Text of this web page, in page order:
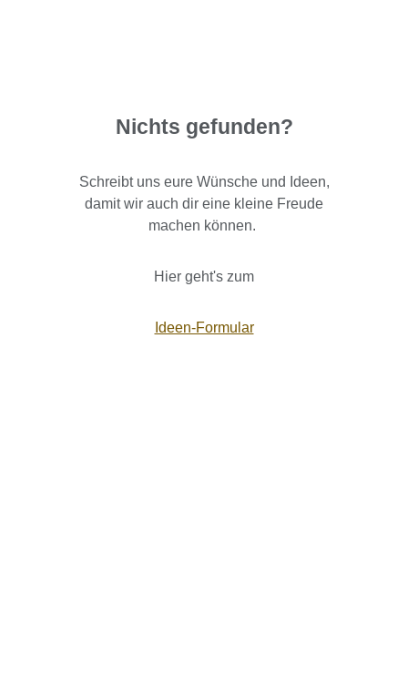
Nichts gefunden?
Schreibt uns eure Wünsche und Ideen,
damit wir auch dir eine kleine Freude
machen können.
Hier geht's zum
Ideen-Formular